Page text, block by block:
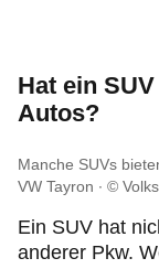
Hat ein
Autos?
Manche SUVs
VW Tayron
©
Ein SUV hat
anderer Pkw.